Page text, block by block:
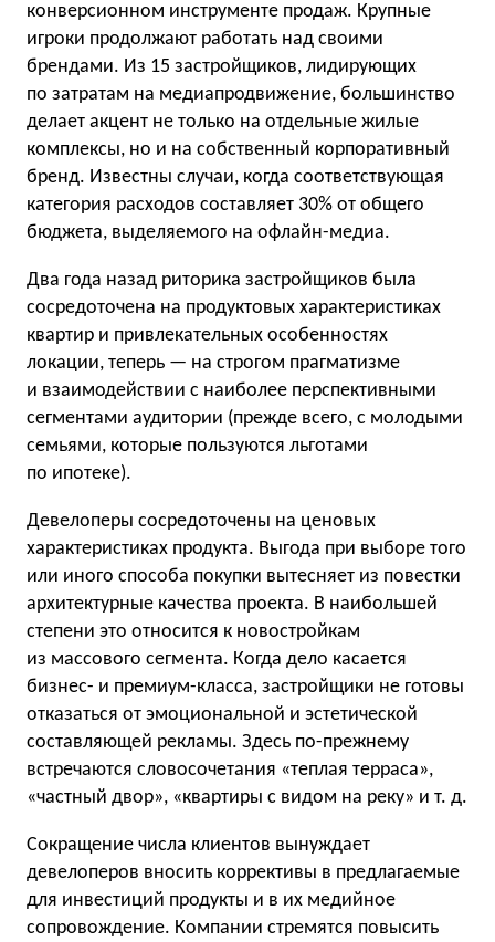
конверсионном инструменте продаж. Крупные
игроки продолжают работать над своими
брендами. Из 15 застройщиков, лидирующих
по затратам на медиапродвижение, большинство
делает акцент не только на отдельные жилые
комплексы, но и на собственный корпоративный
бренд. Известны случаи, когда соответствующая
категория расходов составляет 30% от общего
бюджета, выделяемого на офлайн-медиа.
Два года назад риторика застройщиков была
сосредоточена на продуктовых характеристиках
квартир и привлекательных особенностях
локации, теперь — на строгом прагматизме
и взаимодействии с наиболее перспективными
сегментами аудитории (прежде всего, c молодыми
семьями, которые пользуются льготами
по ипотеке).
Девелоперы сосредоточены на ценовых
характеристиках продукта. Выгода при выборе того
или иного способа покупки вытесняет из повестки
архитектурные качества проекта. В наибольшей
степени это относится к новостройкам
из массового сегмента. Когда дело касается
бизнес- и премиум-класса, застройщики не готовы
отказаться от эмоциональной и эстетической
составляющей рекламы. Здесь по-прежнему
встречаются словосочетания «теплая терраса»,
«частный двор», «квартиры с видом на реку» и т. д.
Сокращение числа клиентов вынуждает
девелоперов вносить коррективы в предлагаемые
для инвестиций продукты и в их медийное
сопровождение. Компании стремятся повысить